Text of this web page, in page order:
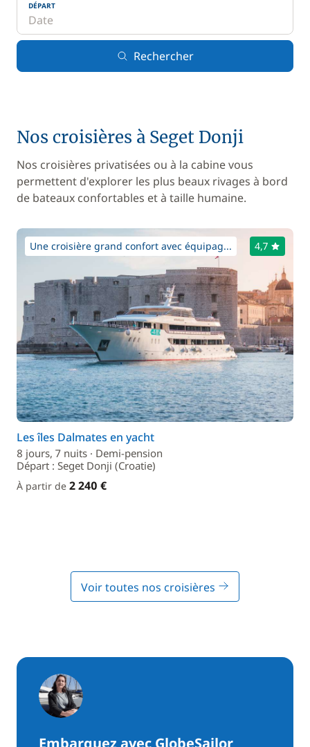
DÉPART
Rechercher
Nos croisières à Seget Donji
Nos croisières privatisées ou à la cabine vous
permettent d'explorer les plus beaux rivages à bord
de bateaux confortables et à taille humaine.
Une croisière grand confort avec équipag... 4,7
Les îles Dalmates en yacht
8 jours, 7 nuits · Demi-pension
Départ : Seget Donji (Croatie)
À partir de 2 240 €
Voir toutes nos croisières
Embarquez avec GlobeSailor